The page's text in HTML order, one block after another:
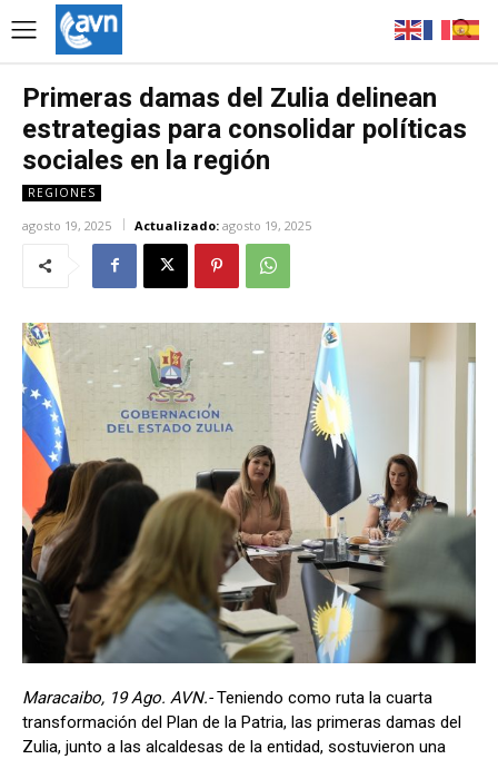
Primeras damas del Zulia delinean
estrategias para consolidar políticas
sociales en la región
REGIONES
agosto 19, 2025 Actualizado: agosto 19, 2025
Maracaibo, 19 Ago. AVN.-Teniendo como ruta la cuarta
transformación del Plan de la Patria, las primeras damas del
Zulia, junto a las alcaldesas de la entidad, sostuvieron una